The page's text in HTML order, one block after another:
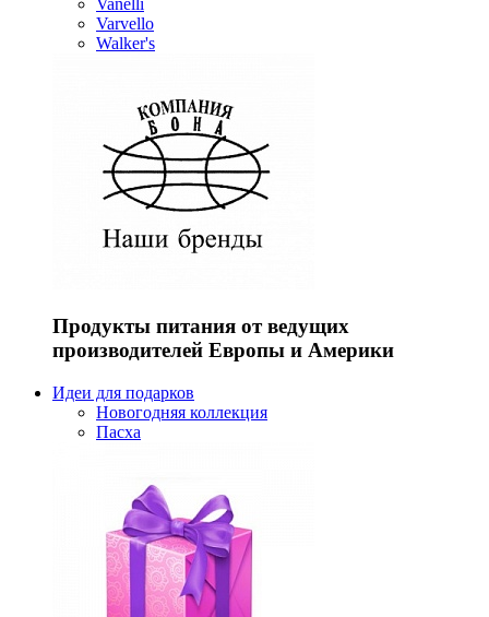
Vanelli
Varvello
Walker's
Продукты питания от ведущих
производителей Европы и Америки
Идеи для подарков
Новогодняя коллекция
Пасха